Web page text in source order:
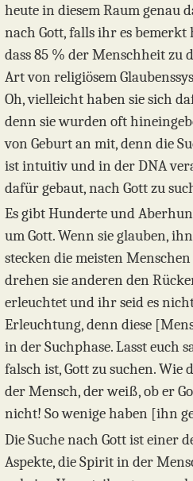
heute in diesem Raum genau
nach Gott, falls ihr es bemerkt
dass 85 % der Menschheit zu
Art von religiösem
Oh, vielleicht haben sie sich
denn sie wurden oft
von Geburt an mit, denn die
ist intuitiv und in der DNA
dafür gebaut, nach Gott zu
Es gibt Hunderte und
um Gott. Wenn sie glauben,
stecken die meisten
drehen sie anderen den
erleuchtet und ihr seid es
Erleuchtung, denn diese
in der Suchphase. Lasst euch
falsch ist, Gott zu suchen. Wie
der Mensch, der weiß, ob er
nicht! So wenige haben [ihn
Die Suche nach Gott ist einer
Aspekte, die Spirit in der